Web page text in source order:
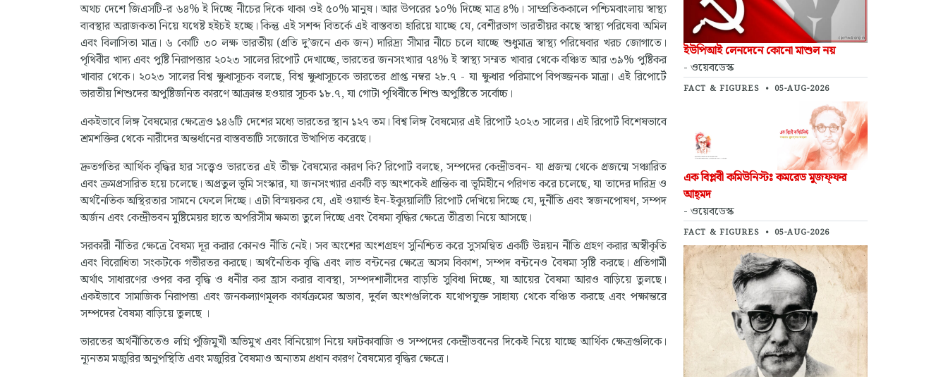
অথচ দেশে জিএসটি-র ৬৪% ই দিচ্ছে নীচের দিকে থাকা ওই ৫০% মানুষ। আর উপরের ১০% দিচ্ছে মাত্র ৪%। সাম্প্রতিককালে পশ্চিমবাংলায় স্বাস্থ্য
ব্যবস্থার অরাজকতা নিয়ে যথেষ্ট হইচই হচ্ছে। কিন্তু এই সশব্দ বিতর্কে এই বাস্তবতা হারিয়ে যাচ্ছে যে, বেশীরভাগ ভারতীয়র কাছে স্বাস্থ্য পরিষেবা অমিল
এবং বিলাসিতা মাত্র। ৬ কোটি ৩০ লক্ষ ভারতীয় (প্রতি দু’জনে এক জন) দারিদ্র্য সীমার নীচে চলে যাচ্ছে শুধুমাত্র স্বাস্থ্য পরিষেবার খরচ জোগাতে।
পৃথিবীর খাদ্য এবং পুষ্টি নিরাপত্তার ২০২৩ সালের রিপোর্ট দেখাচ্ছে, ভারতের জনসংখ্যার ৭৪% ই স্বাস্থ্য সম্মত খাবার থেকে বঞ্চিত আর ৩৯% পুষ্টিকর
খাবার থেকে। ২০২৩ সালের বিশ্ব ক্ষুধাসূচক বলছে, বিশ্ব ক্ষুধাসূচকে ভারতের প্রাপ্ত নম্বর ২৮.৭ - যা ক্ষুধার পরিমাপে বিপজ্জনক মাত্রা। এই রিপোর্টে
ভারতীয় শিশুদের অপুষ্টিজনিত কারণে আক্রান্ত হওয়ার সূচক ১৮.৭, যা গোটা পৃথিবীতে শিশু অপুষ্টিতে সর্বোচ্চ।
একইভাবে লিঙ্গ বৈষম্যের ক্ষেত্রেও ১৪৬টি দেশের মধ্যে ভারতের স্থান ১২৭ তম। বিশ্ব লিঙ্গ বৈষম্যের এই রিপোর্ট ২০২৩ সালের। এই রিপোর্ট বিশেষভাবে
শ্রমশক্তির থেকে নারীদের অন্তর্ধানের বাস্তবতাটি সজোরে উত্থাপিত করেছে।
দ্রুতগতির আর্থিক বৃদ্ধির হার সত্ত্বেও ভারতের এই তীক্ষ্ণ বৈষম্যের কারণ কি? রিপোর্ট বলছে, সম্পদের কেন্দ্রীভবন- যা প্রজন্ম থেকে প্রজন্মে সঞ্চারিত
এবং ক্রমপ্রসারিত হয়ে চলেছে। অপ্রতুল ভূমি সংস্কার, যা জনসংখ্যার একটি বড় অংশকেই প্রান্তিক বা ভূমিহীনে পরিণত করে চলেছে, যা তাদের দারিদ্র ও
অর্থনৈতিক অস্থিরতার সামনে ফেলে দিচ্ছে। এটা বিস্ময়কর যে, এই ওয়ার্ল্ড ইন-ইক্যুয়ালিটি রিপোর্ট দেখিয়ে দিচ্ছে যে, দুর্নীতি এবং স্বজনপোষণ, সম্পদ
অর্জন এবং কেন্দ্রীভবন মুষ্টিমেয়র হাতে অপরিসীম ক্ষমতা তুলে দিচ্ছে এবং বৈষম্য বৃদ্ধির ক্ষেত্রে তীব্রতা নিয়ে আসছে।
সরকারী নীতির ক্ষেত্রে বৈষম্য দূর করার কোনও নীতি নেই। সব অংশের অংশগ্রহণ সুনিশ্চিত করে সুসমন্বিত একটি উন্নয়ন নীতি গ্রহণ করার অস্বীকৃতি
এবং বিরোধিতা সংকটকে গভীরতর করছে। অর্থনৈতিক বৃদ্ধি এবং লাভ বন্টনের ক্ষেত্রে অসম বিকাশ, সম্পদ বন্টনেও বৈষম্য সৃষ্টি করছে। প্রতিগামী
অর্থাৎ সাধারণের ওপর কর বৃদ্ধি ও ধনীর কর হ্রাস করার ব্যবস্থা, সম্পদশালীদের বাড়তি সুবিধা দিচ্ছে, যা আয়ের বৈষম্য আরও বাড়িয়ে তুলছে।
একইভাবে সামাজিক নিরাপত্তা এবং জনকল্যাণমূলক কার্যক্রমের অভাব, দুর্বল অংশগুলিকে যথোপযুক্ত সাহায্য থেকে বঞ্চিত করছে এবং পক্ষান্তরে
সম্পদের বৈষম্য বাড়িয়ে তুলছে ।
ভারতের অর্থনীতিতেও লগ্নি পুঁজিমুখী অভিমুখ এবং বিনিয়োগ নিয়ে ফাটকাবাজি ও সম্পদের কেন্দ্রীভবনের দিকেই নিয়ে যাচ্ছে আর্থিক ক্ষেত্রগুলিকে।
ন্যূনতম মজুরির অনুপস্থিতি এবং মজুরির বৈষম্যও অন্যতম প্রধান কারণ বৈষম্যের বৃদ্ধির ক্ষেত্রে।
ইউপিআই লেনদেনে কোনো মাশুল নয়
- ওয়েবডেস্ক
FACT & FIGURES • 05-AUG-2026
এক বিপ্লবী কমিউনিস্টঃ কমরেড মুজফ্‌ফর
আহ্‌মদ
- ওয়েবডেস্ক
FACT & FIGURES • 05-AUG-2026